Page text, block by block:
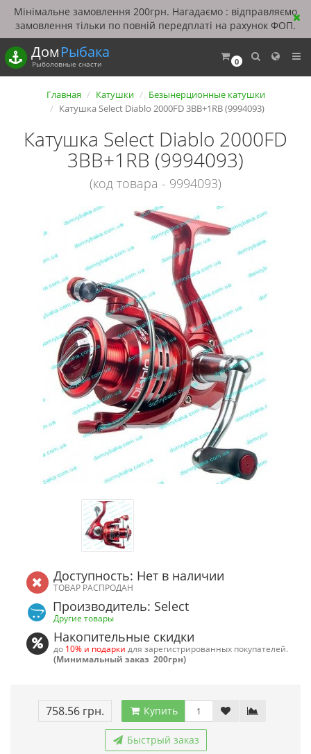
Мінімальне замовлення 200грн. Нагадаємо : відправляємо
замовлення тільки по повній передплаті на рахунок ФОП.
0
ДомРыбака
Рыболовные снасти
Главная Катушки
Безынерционные катушки
Катушка Select Diablo 2000FD 3BB+1RB (9994093)
Катушка Select Diablo 2000FD
3BB+1RB (9994093)
(код товара - 9994093)
Доступность: Нет в наличии
ТОВАР РАСПРОДАН
Производитель: Select
Другие товары
Накопительные скидки
до 10% и подарки для зарегистрированных покупателей.
(Минимальный заказ 200грн)
758.56 грн. Купить
Быстрый заказ